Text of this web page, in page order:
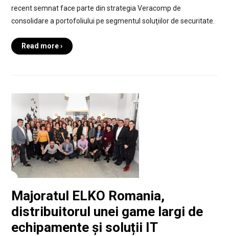
recent semnat face parte din strategia Veracomp de
consolidare a portofoliului pe segmentul soluţiilor de securitate.
Read more ›
Majoratul ELKO Romania,
distribuitorul unei game largi de
echipamente și soluții IT